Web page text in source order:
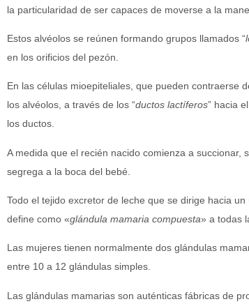
la particularidad de ser capaces de moverse a la
Estos alvéolos se reúnen formando grupos llamados “
en los orificios del pezón.
En las células mioepiteliales, que pueden contraerse
los alvéolos, a través de los “ductos lactíferos” hacia
los ductos.
A medida que el recién nacido comienza a succionar,
segrega a la boca del bebé.
Todo el tejido excretor de leche que se dirige hacia
define como «glándula mamaria compuesta» a todas
Las mujeres tienen normalmente dos glándulas
entre 10 a 12 glándulas simples.
Las glándulas mamarias son auténticas fábricas de